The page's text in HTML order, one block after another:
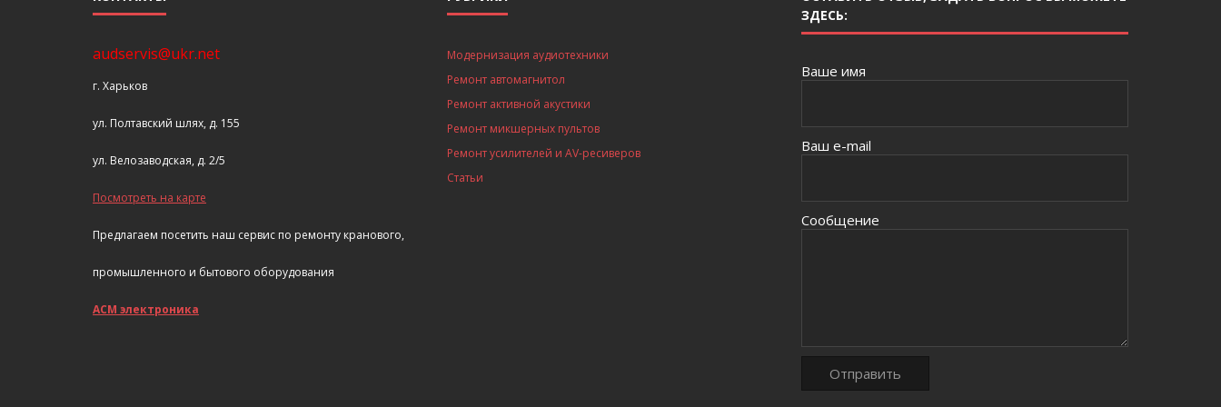
audservis@ukr.net
г. Харьков
ул. Полтавский шлях, д. 155
ул. Велозаводская, д. 2/5
Посмотреть на карте
Предлагаем посетить наш сервис по ремонту кранового,
промышленного и бытового оборудования
АСМ электроника
Модернизация аудиотехники
Ремонт автомагнитол
Ремонт активной акустики
Ремонт микшерных пультов
Ремонт усилителей и AV-ресиверов
Статьи
ЗДЕСЬ:
Ваше имя
Ваш e-mail
Сообщение